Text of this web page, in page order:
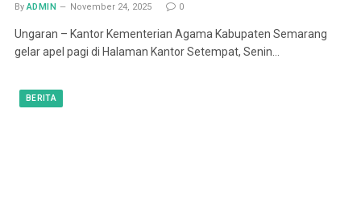
By ADMIN November 24, 2025 0
Ungaran – Kantor Kementerian Agama Kabupaten Semarang
gelar apel pagi di Halaman Kantor Setempat, Senin…
BERITA